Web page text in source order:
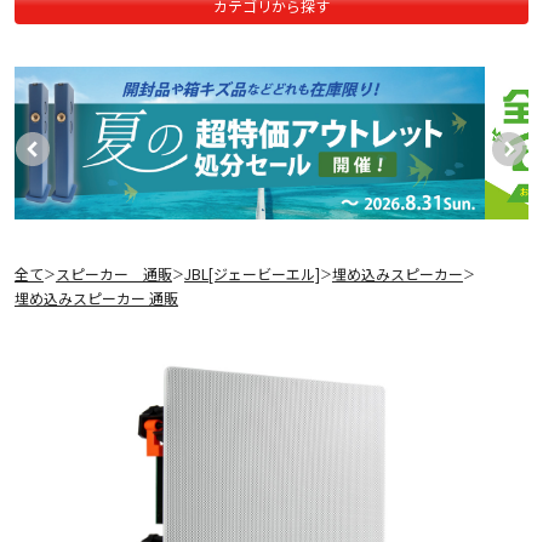
カテゴリから探す
全て＞ スピーカー 通販＞JBL[ジェービーエル]＞埋め込みスピーカー＞
埋め込みスピーカー 通販